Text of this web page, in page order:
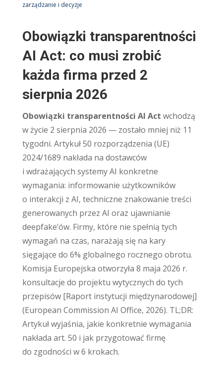
zarządzanie i decyzje
Obowiązki transparentności
AI Act: co musi zrobić
każda firma przed 2
sierpnia 2026
Obowiązki transparentności AI Act wchodzą
w życie 2 sierpnia 2026 — zostało mniej niż 11
tygodni. Artykuł 50 rozporządzenia (UE)
2024/1689 nakłada na dostawców
i wdrażających systemy AI konkretne
wymagania: informowanie użytkowników
o interakcji z AI, techniczne znakowanie treści
generowanych przez AI oraz ujawnianie
deepfake’ów. Firmy, które nie spełnią tych
wymagań na czas, narażają się na kary
sięgające do 6% globalnego rocznego obrotu.
Komisja Europejska otworzyła 8 maja 2026 r.
konsultacje do projektu wytycznych do tych
przepisów [Raport instytucji międzynarodowej]
(European Commission AI Office, 2026). TL;DR:
Artykuł wyjaśnia, jakie konkretnie wymagania
nakłada art. 50 i jak przygotować firmę
do zgodności w 6 krokach.